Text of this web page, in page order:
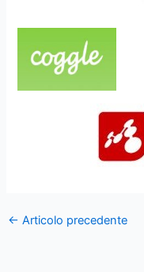
← Articolo precedente